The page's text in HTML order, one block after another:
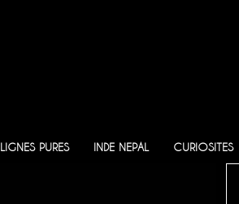
LIGNES PURES INDE NEPAL CURIOSITES